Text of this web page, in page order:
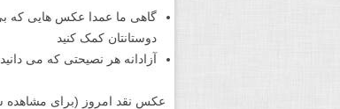
گاهی ما عمدا عکس هایی که بی
دوستانتان کمک کنید
آزادانه هر نصیحتی که می
عکس نقد امروز (برای